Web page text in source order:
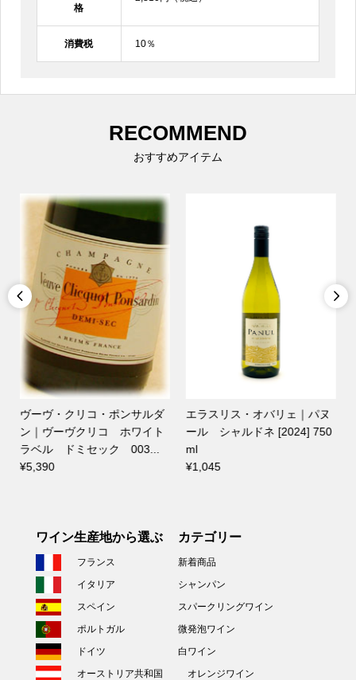
格
消費税 10％
RECOMMEND
おすすめアイテム

ヴーヴ・クリコ・ポンサルダ
ン｜ヴーヴクリコ ホワイト
ラベル ドミセック 003...
¥5,390
エラスリス・オバリェ｜パヌ
ール シャルドネ [2024] 750
ml
¥1,045

ワイン生産地から選ぶ
フランス
イタリア
スペイン
ポルトガル
ドイツ
オーストリア共和国
カテゴリー
新着商品
シャンパン
スパークリングワイン
微発泡ワイン
白ワイン
オレンジワイン